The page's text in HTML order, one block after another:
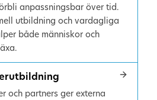
anpassningsbar över tid.
utbildning och vardagliga
både människor och
och partners ger externa